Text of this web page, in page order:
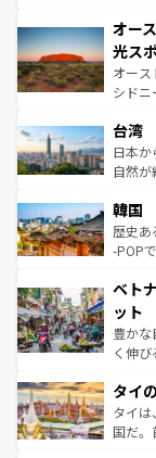
文化が
しみな
るだろ
ならでは
情報は
ワイ島
島だが
おすす
文化や
人々、
ク、伝
ってい
はコン
オー
光ス
オース
シドニ
リアリ
ク）、
ど、見
いる。
ビング
い。オ
参照し
台湾
日本か
自然が
ン）、
と山
驚きを
容にも
照して
韓国
歴史
-POP
き、地
できる
まで
らで
覧 を
ベト
ット
豊か
く伸
急速な
ーチミ
醸し出
タイ
タイは
国だ。